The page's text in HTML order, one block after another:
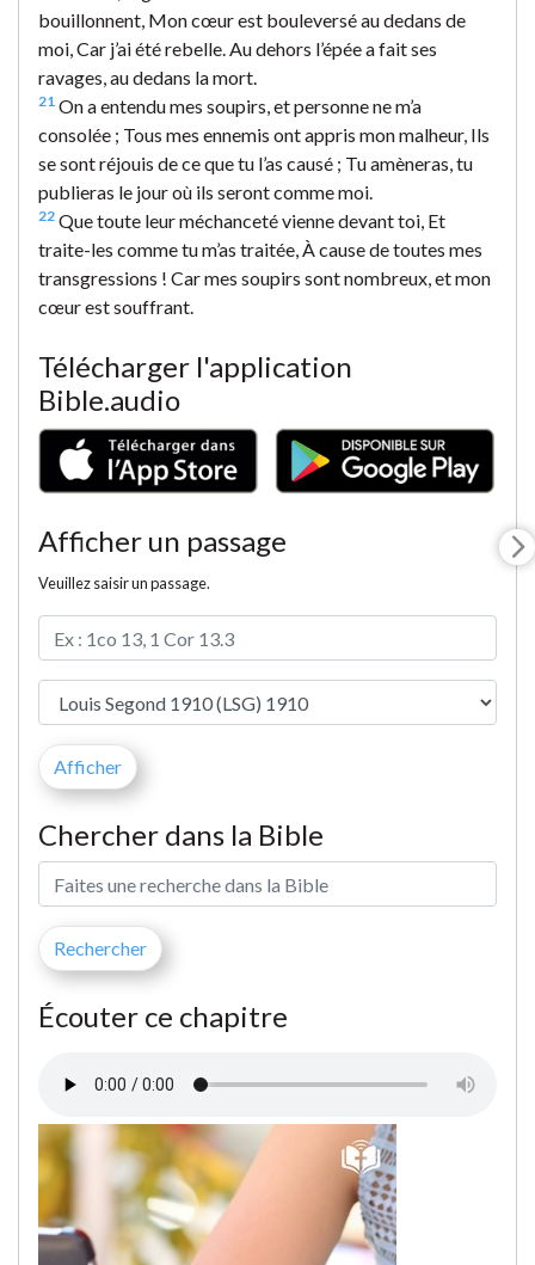
bouillonnent, Mon cœur est bouleversé au dedans de
moi, Car j’ai été rebelle. Au dehors l’épée a fait ses
ravages, au dedans la mort.
21 On a entendu mes soupirs, et personne ne m’a
consolée ; Tous mes ennemis ont appris mon malheur, Ils
se sont réjouis de ce que tu l’as causé ; Tu amèneras, tu
publieras le jour où ils seront comme moi.
22 Que toute leur méchanceté vienne devant toi, Et
traite-les comme tu m’as traitée, À cause de toutes mes
transgressions ! Car mes soupirs sont nombreux, et mon
cœur est souffrant.
Télécharger l'application
Bible.audio
Afficher un passage
Veuillez saisir un passage.
Chercher dans la Bible
Écouter ce chapitre